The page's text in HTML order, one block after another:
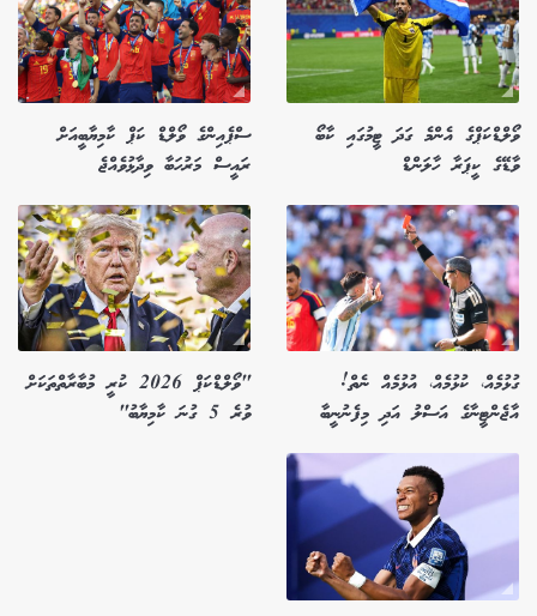
ވޯލްޑްކަޕްގެ އެންމެ ގަދަ ޓީމުގައި ކާބޯ
ވާޑޭގެ ކީޕަރާ ހާލަންޑް
ސްޕެއިންގެ ވޯލްޑް ކަޕް ކާމިޔާބީއަށް
ރައީސް މަރުހަބާ ވިދާޅުވެއްޖެ
ގުޅުމެއް، ކުޅުމެއް، އުޅުމެއް ނެތް!
އާޖެންޓީނާގެ އަސްލު އަދި މިފެނުނީބާ
"ވޯލްޑްކަޕް 2026 ކުރީ މުބާރާތްތަކަށް
ވުރެ 5 ގުނަ ކާމިޔާބު"